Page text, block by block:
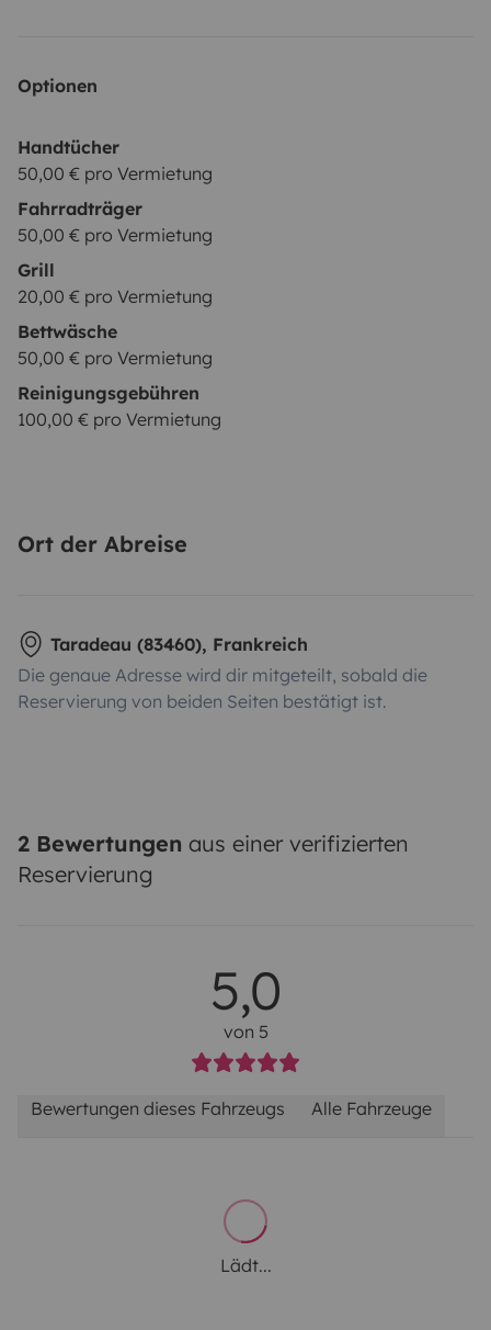
Optionen
Handtücher
50,00 € pro Vermietung
Fahrradträger
50,00 € pro Vermietung
Grill
20,00 € pro Vermietung
Bettwäsche
50,00 € pro Vermietung
Reinigungsgebühren
100,00 € pro Vermietung
Ort der Abreise
Taradeau (83460), Frankreich
Die genaue Adresse wird dir mitgeteilt, sobald die
Reservierung von beiden Seiten bestätigt ist.
2 Bewertungen aus einer verifizierten
Reservierung
5,0
von 5
Bewertungen dieses Fahrzeugs Alle Fahrzeuge
Lädt...